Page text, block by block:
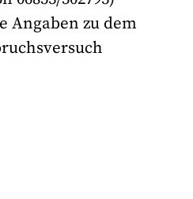
Angaben zu dem